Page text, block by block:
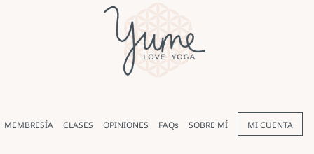
MEMBRESÍA CLASES OPINIONES FAQs SOBRE MÍ MI CUENTA